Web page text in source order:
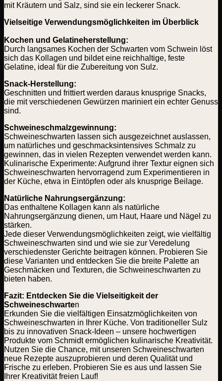
mit Kräutern und Salz, sind sie ein leckerer Snack.
Vielseitige Verwendungsmöglichkeiten im Überblick
Kochen und Gelatineherstellung:
Durch langsames Kochen der Schwarten vom Schwein löst
sich das Kollagen und bildet eine reichhaltige, feste
Gelatine, ideal für die Zubereitung von Sulz.
Snack-Herstellung:
Geschnitten und frittiert werden daraus knusprige Snacks,
die mit verschiedenen Gewürzen mariniert ein echter Genuss
sind.
Schweineschmalzgewinnung:
Schweineschwarten lassen sich ausgezeichnet auslassen,
um natürliches und geschmacksintensives Schmalz zu
gewinnen, das in vielen Rezepten verwendet werden kann.
Kulinarische Experimente: Aufgrund ihrer Textur eignen sich
Schweineschwarten hervorragend zum Experimentieren in
der Küche, etwa in Eintöpfen oder als knusprige Beilage.
Natürliche Nahrungsergänzung:
Das enthaltene Kollagen kann als natürliche
Nahrungsergänzung dienen, um Haut, Haare und Nägel zu
stärken.
Jede dieser Verwendungsmöglichkeiten zeigt, wie vielfältig
Schweineschwarten sind und wie sie zur Veredelung
verschiedenster Gerichte beitragen können. Probieren Sie
diese Varianten und entdecken Sie die breite Palette an
Geschmäcken und Texturen, die Schweineschwarten zu
bieten haben.
Fazit: Entdecken Sie die Vielseitigkeit der
Schweineschwarten
Erkunden Sie die vielfältigen Einsatzmöglichkeiten von
Schweineschwarten in Ihrer Küche. Von traditioneller Sulz
bis zu innovativen Snack-Ideen – unsere hochwertigen
Produkte vom Schmidt ermöglichen kulinarische Kreativität.
Nutzen Sie die Chance, mit unseren Schweineschwarten
neue Rezepte auszuprobieren und deren Qualität und
Frische zu erleben. Probieren Sie es aus und lassen Sie
Ihrer Kreativität freien Lauf!